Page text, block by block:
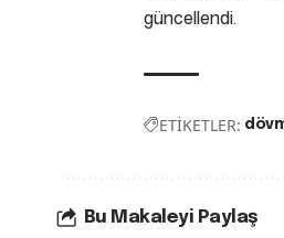
güncellendi.
ETİKETLER:
Bu Makaleyi Paylaş